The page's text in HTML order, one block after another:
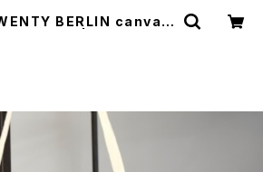
BERLIN canvas